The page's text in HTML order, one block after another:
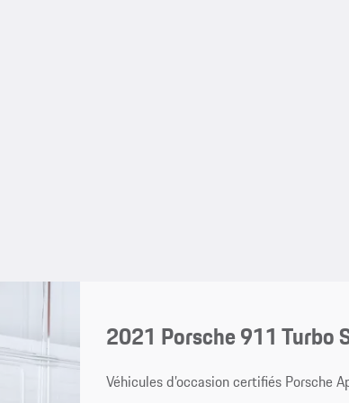
2021 Porsche 911 Turbo
Véhicules d’occasion certifiés Porsche